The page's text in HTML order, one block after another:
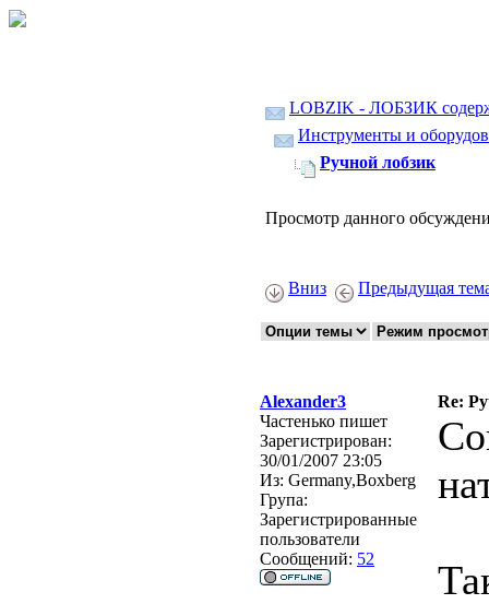
LOBZIK - ЛОБЗИК
Инструменты и
Ручной лобзик
Просмотр данного
Вниз Предыдущая
Alexander3
Re:
Частенько пишет
Зарегистрирован:
30/01/2007 23:05
Из: Germany,Boxberg
Група:
Зарегистрированные
пользователи
Сообщений: 52